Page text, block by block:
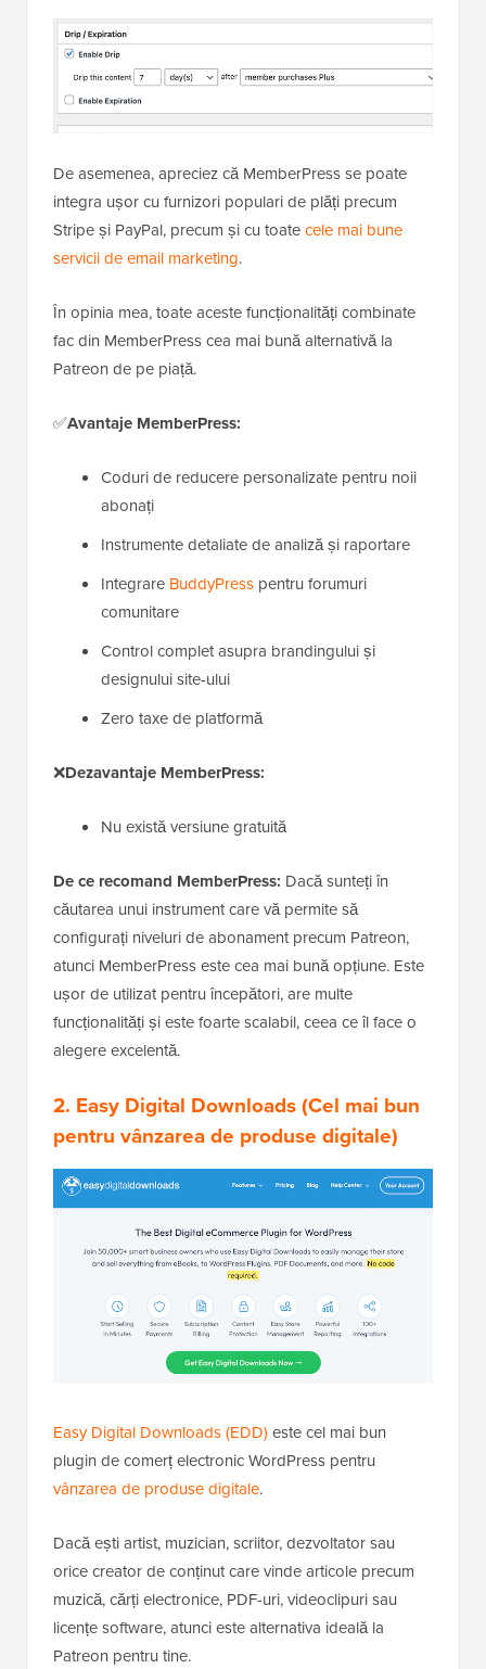
De asemenea, apreciez că MemberPress se poate
integra ușor cu furnizori populari de plăți precum
Stripe și PayPal, precum și cu toatecele mai bune
servicii de email marketing.
În opinia mea, toate aceste funcționalități combinate
fac din MemberPress cea mai bună alternativă la
Patreon de pe piață.
✅Avantaje MemberPress:
Coduri de reducere personalizate pentru noii
abonați
Instrumente detaliate de analiză și raportare
Integrare BuddyPress pentru forumuri
comunitare
Control complet asupra brandingului și
designului site-ului
Zero taxe de platformă
❌Dezavantaje MemberPress:
Nu există versiune gratuită
De ce recomand MemberPress: Dacă sunteți în
căutarea unui instrument care vă permite să
configurați niveluri de abonament precum Patreon,
atunci MemberPress este cea mai bună opțiune. Este
ușor de utilizat pentru începători, are multe
funcționalități și este foarte scalabil, ceea ce îl face o
alegere excelentă.
2. Easy Digital Downloads(Cel mai bun
pentru vânzarea de produse digitale)
Easy Digital Downloads (EDD) este cel mai bun
plugin de comerț electronic WordPress pentru
vânzarea de produse digitale.
Dacă ești artist, muzician, scriitor, dezvoltator sau
orice creator de conținut care vinde articole precum
muzică, cărți electronice, PDF-uri, videoclipuri sau
licențe software, atunci este alternativa ideală la
Patreon pentru tine.